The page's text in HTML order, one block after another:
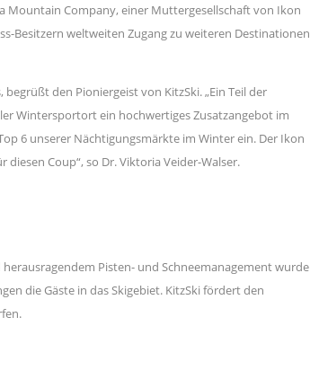
Mountain Company, einer Muttergesellschaft von Ikon
Besitzern weltweiten Zugang zu weiteren Destinationen
den Pioniergeist von KitzSki. „Ein Teil der
Wintersportort ein hochwertiges Zusatzangebot im
6 unserer Nächtigungsmärkte im Winter ein. Der Ikon
Coup“, so Dr. Viktoria Veider-Walser.
Pisten- und Schneemanagement wurde
die Gäste in das Skigebiet. KitzSki fördert den